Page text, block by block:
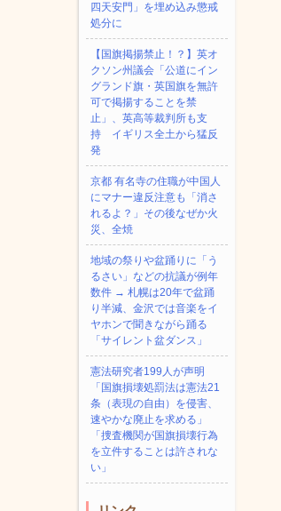
四天安門」を埋め込み懲戒
処分に
【国旗掲揚禁止！？】英オ
クソン州議会「公道にイン
グランド旗・英国旗を無許
可で掲揚することを禁
止」、英高等裁判所も支
持 イギリス全土から猛反
発
京都 有名寺の住職が中国人
にマナー違反注意も「消さ
れるよ？」その後なぜか火
災、全焼
地域の祭りや盆踊りに「う
るさい」などの抗議が例年
数件 → 札幌は20年で盆踊
り半減、金沢では音楽をイ
ヤホンで聞きながら踊る
「サイレント盆ダンス」
憲法研究者199人が声明
「国旗損壊処罰法は憲法21
条（表現の自由）を侵害、
速やかな廃止を求める」
「捜査機関が国旗損壊行為
を立件することは許されな
い」